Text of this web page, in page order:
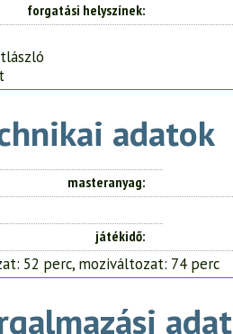
forgatási helyszínek
adatok
masteranyag
játékidő
52 perc, moziváltozat: 74 perc